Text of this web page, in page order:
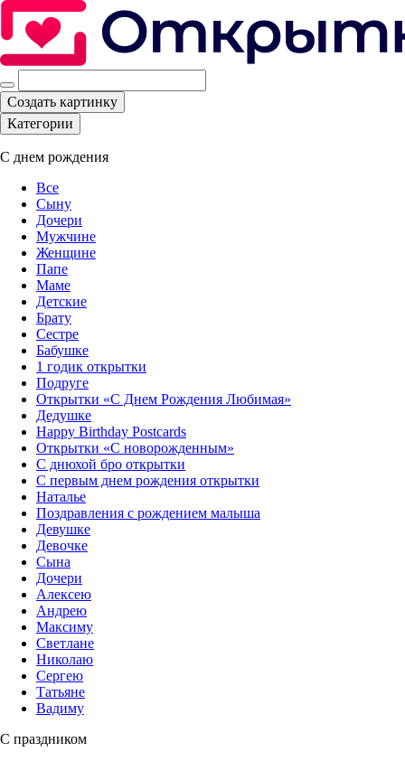
Создать картинку
Категории
С днем рождения
Все
Сыну
Дочери
Мужчине
Женщине
Папе
Маме
Детские
Брату
Сестре
Бабушке
1 годик открытки
Подруге
Открытки «С Днем Рождения Любимая»‎
Дедушке
Happy Birthday Postcards
Открытки «‎С новорожденным»
С днюхой бро открытки
С первым днем рождения открытки
Наталье
Поздравления с рождением малыша
Девушке
Девочке
Сына
Дочери
Алексею
Андрею
Максиму
Светлане
Николаю
Сергею
Татьяне
Вадиму
С праздником